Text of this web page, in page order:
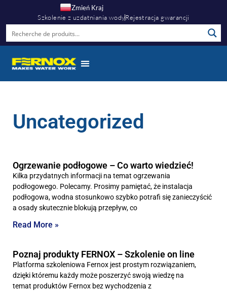
Zmień Kraj
Szkolenie z uzdatniania wodyRejestracja gwarancji
Uncategorized
Ogrzewanie podłogowe – Co warto wiedzieć!
Kilka przydatnych informacji na temat ogrzewania
podłogowego. Polecamy. Prosimy pamiętać, że instalacja
podłogowa, wodna stosunkowo szybko potrafi się zanieczyścić
a osady skutecznie blokują przepływ, co
Read More »
Poznaj produkty FERNOX – Szkolenie on line
Platforma szkoleniowa Fernox jest prostym rozwiązaniem,
dzięki któremu każdy może poszerzyć swoją wiedzę na
temat produktów Fernox bez wychodzenia z